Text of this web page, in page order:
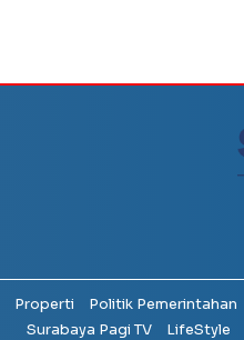
Properti Politik Pemerintahan
Surabaya Pagi TV
LifeStyle